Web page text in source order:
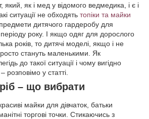
який, як і мед у відомого ведмедика, і є і
ситуації не обходять топіки та майки
дитячого гардеробу для
року. І якщо одяг для дорослого
років, то дитячі моделі, якщо і не
стануть маленькими. Як
до такої ситуації і чому вигідно
розповімо у статті.
– що вибрати
майки для дівчаток, батьки
торгові точки. Стикаючись з